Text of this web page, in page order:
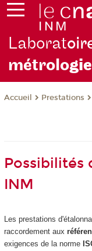
Laborat
métrologie
Accueil Prestations
Possibilités
INM
Les prestations
raccordement aux
exigences de la norme